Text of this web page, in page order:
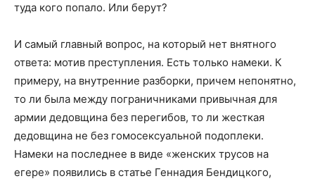
туда кого попало. Или берут?
И самый главный вопрос, на который нет внятного
ответа: мотив преступления. Есть только намеки. К
примеру, на внутренние разборки, причем непонятно,
то ли была между пограничниками привычная для
армии дедовщина без перегибов, то ли жесткая
дедовщина не без гомосексуальной подоплеки.
Намеки на последнее в виде «женских трусов на
егере» появились в статье Геннадия Бендицкого,